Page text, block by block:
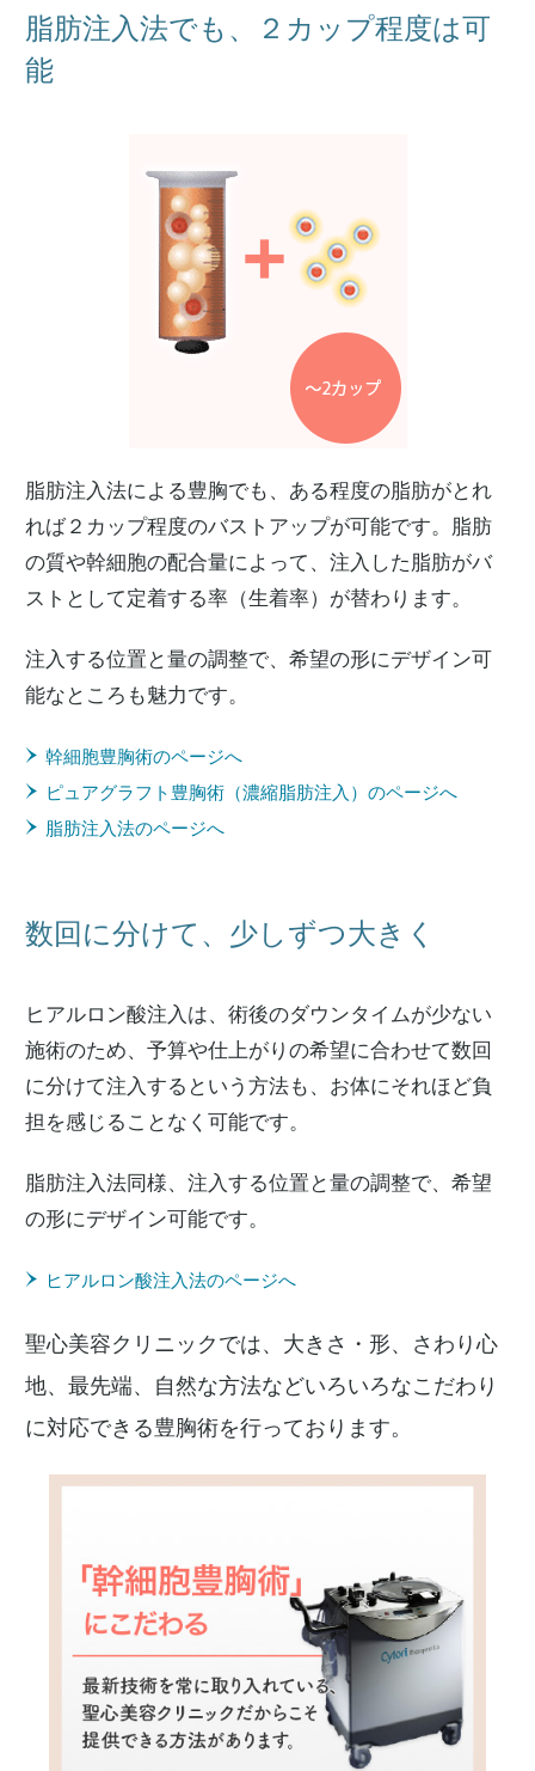
脂肪注入法でも、２カップ程度は可
能
脂肪注入法による豊胸でも、ある程度の脂肪がとれ
れば２カップ程度のバストアップが可能です。脂肪
の質や幹細胞の配合量によって、注入した脂肪がバ
ストとして定着する率（生着率）が替わります。
注入する位置と量の調整で、希望の形にデザイン可
能なところも魅力です。
幹細胞豊胸術のページへ
ピュアグラフト豊胸術（濃縮脂肪注入）のページへ
脂肪注入法のページへ
数回に分けて、少しずつ大きく
ヒアルロン酸注入は、術後のダウンタイムが少ない
施術のため、予算や仕上がりの希望に合わせて数回
に分けて注入するという方法も、お体にそれほど負
担を感じることなく可能です。
脂肪注入法同様、注入する位置と量の調整で、希望
の形にデザイン可能です。
ヒアルロン酸注入法のページへ
聖心美容クリニックでは、大きさ・形、さわり心
地、最先端、自然な方法などいろいろなこだわり
に対応できる豊胸術を行っております。